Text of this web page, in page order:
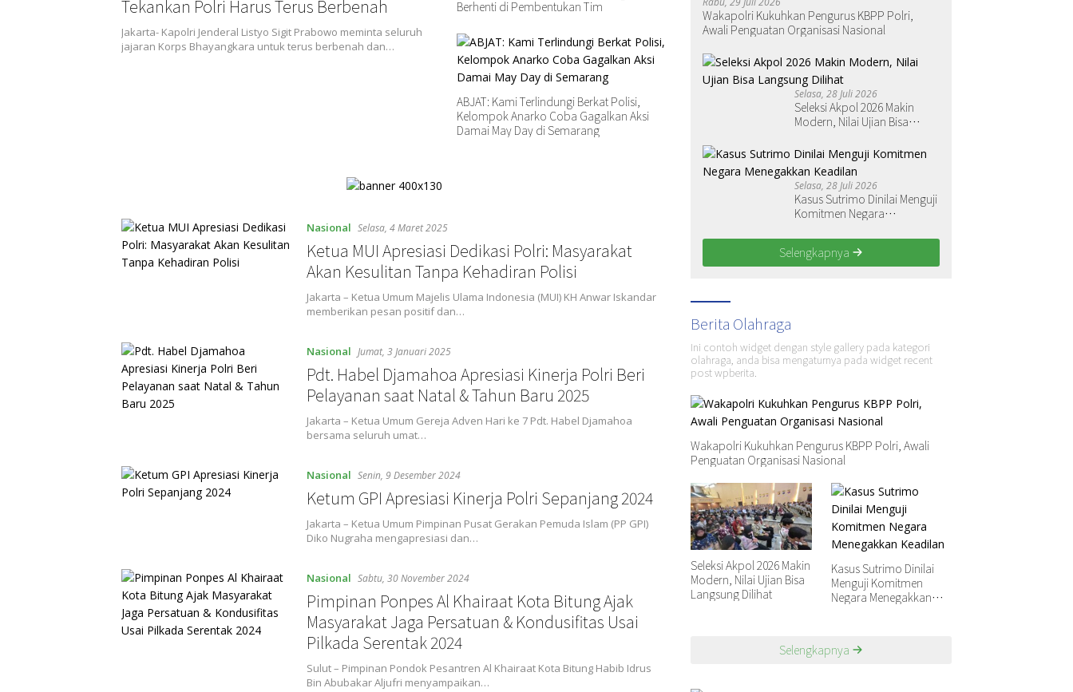
Tekankan Polri Harus Terus Berbenah
Jakarta- Kapolri Jenderal Listyo Sigit Prabowo meminta seluruh
jajaran Korps Bhayangkara untuk terus berbenah dan…
Berhenti di Pembentukan Tim
ABJAT: Kami Terlindungi Berkat Polisi,
Kelompok Anarko Coba Gagalkan Aksi
Damai May Day di Semarang
Nasional Selasa, 4 Maret 2025
Ketua MUI Apresiasi Dedikasi Polri: Masyarakat
Akan Kesulitan Tanpa Kehadiran Polisi
Jakarta – Ketua Umum Majelis Ulama Indonesia (MUI) KH Anwar Iskandar
memberikan pesan positif dan…
Nasional Jumat, 3 Januari 2025
Pdt. Habel Djamahoa Apresiasi Kinerja Polri Beri
Pelayanan saat Natal & Tahun Baru 2025
Jakarta – Ketua Umum Gereja Adven Hari ke 7 Pdt. Habel Djamahoa
bersama seluruh umat…
Nasional Senin, 9 Desember 2024
Ketum GPI Apresiasi Kinerja Polri Sepanjang 2024
Jakarta – Ketua Umum Pimpinan Pusat Gerakan Pemuda Islam (PP GPI)
Diko Nugraha mengapresiasi dan…
Nasional Sabtu, 30 November 2024
Pimpinan Ponpes Al Khairaat Kota Bitung Ajak
Masyarakat Jaga Persatuan & Kondusifitas Usai
Pilkada Serentak 2024
Sulut – Pimpinan Pondok Pesantren Al Khairaat Kota Bitung Habib Idrus
Bin Abubakar Aljufri menyampaikan…
Wakapolri Kukuhkan Pengurus KBPP Polri,
Awali Penguatan Organisasi Nasional
Selasa, 28 Juli 2026
Seleksi Akpol 2026 Makin
Modern, Nilai Ujian Bisa
Selasa, 28 Juli 2026
Kasus Sutrimo Dinilai Menguji
Komitmen Negara
Selengkapnya
Berita Olahraga
Ini contoh widget dengan style gallery pada kategori
olahraga, anda bisa mengaturnya pada widget recent
post wpberita.
Wakapolri Kukuhkan Pengurus KBPP Polri, Awali
Penguatan Organisasi Nasional
Seleksi Akpol 2026 Makin
Modern, Nilai Ujian Bisa
Langsung Dilihat
Kasus Sutrimo Dinilai
Menguji Komitmen
Negara Menegakkan
Selengkapnya